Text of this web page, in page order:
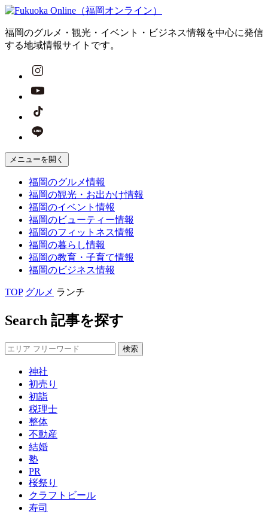
福岡のグルメ・観光・イベント・ビジネス情報を中心に発信
する地域情報サイトです。
メニューを開く
福岡のグルメ情報
福岡の観光・お出かけ情報
福岡のイベント情報
福岡のビューティー情報
福岡のフィットネス情報
福岡の暮らし情報
福岡の教育・子育て情報
福岡のビジネス情報
TOP グルメ ランチ
Search 記事を探す
神社
初売り
初詣
税理士
整体
不動産
結婚
塾
PR
桜祭り
クラフトビール
寿司